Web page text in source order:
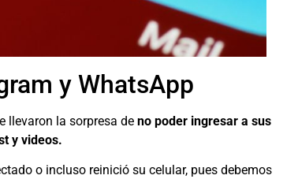
y WhatsApp
llevaron la sorpresa de no poder ingresar a sus
y videos.
o incluso reinició su celular, pues debemos